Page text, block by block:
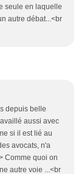
seule en laquelle
autre débat...<br
depuis belle
aussi avec
si il est lié au
avocats, n'a
Comme quoi on
autre voie ...<br